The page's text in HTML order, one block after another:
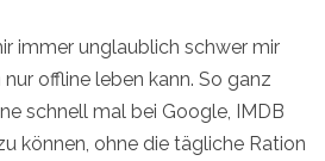
immer unglaublich schwer mir
offline leben kann. So ganz
schnell mal bei Google, IMDB
können, ohne die tägliche Ration